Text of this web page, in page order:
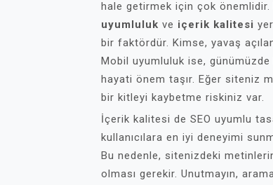
hale getirmek için çok önemlidir.
uyumluluk ve içerik kalitesi
bir faktördür. Kimse, yavaş
Mobil uyumluluk ise, günümüzde
hayati önem taşır. Eğer siteniz
bir kitleyi kaybetme riskiniz var.
İçerik kalitesi de SEO uyumlu
kullanıcılara en iyi deneyimi
Bu nedenle, sitenizdeki
olması gerekir. Unutmayın,